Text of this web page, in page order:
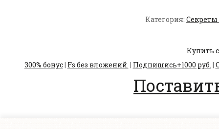
Категория:
Купить
300% бонус| Fs.без вложений. | Подпишись+1000 руб. |